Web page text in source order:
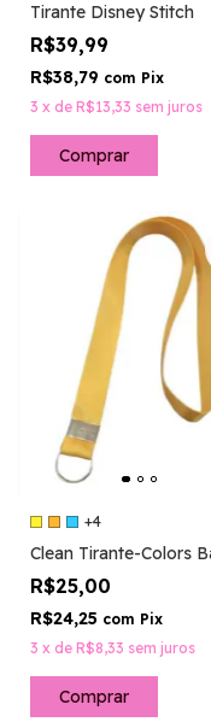
Tirante Disney Stitch
R$39,99
R$38,79 com Pix
3 x de R$13,33 sem juros
+4
Clean Tirante-Colors
R$25,00
R$24,25 com Pix
3 x de R$8,33 sem juros
Comprar